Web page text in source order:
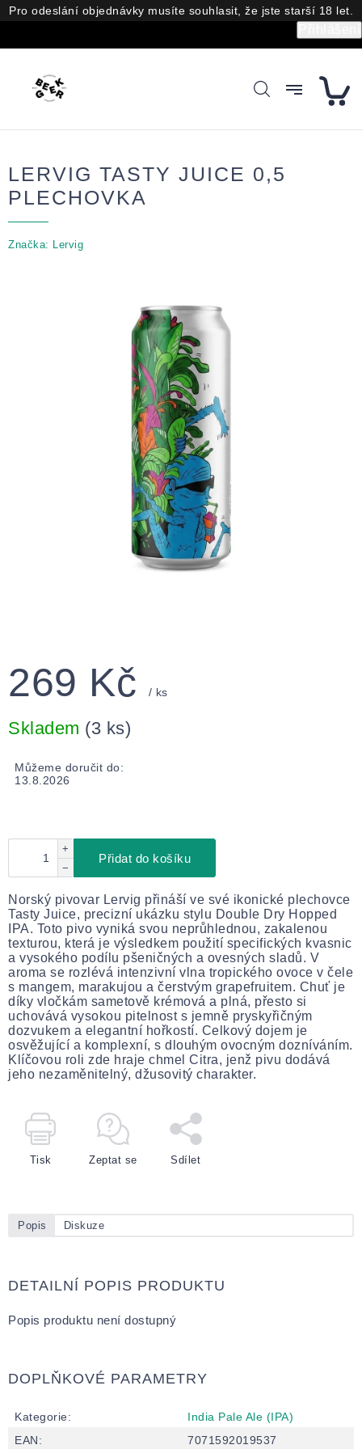
Přejít
na
Pro odeslání objednávky musíte souhlasit, že jste starší 18 let.
LERVIG TASTY JUICE 0,5
PLECHOVKA
Značka: Lervig
269 Kč / ks
cena:
Skladem (3 ks)
Můžeme doručit do:
13.8.2026
+
−
Přidat do košíku
Norský pivovar Lervig přináší ve své ikonické plechovce
Tasty Juice, precizní ukázku stylu Double Dry Hopped
IPA. Toto pivo vyniká svou neprůhlednou, zakalenou
texturou, která je výsledkem použití specifických kvasnic
a vysokého podílu pšeničných a ovesných sladů. V
aroma se rozlévá intenzivní vlna tropického ovoce v čele
s mangem, marakujou a čerstvým grapefruitem. Chuť je
díky vločkám sametově krémová a plná, přesto si
uchovává vysokou pitelnost s jemně pryskyřičným
dozvukem a elegantní hořkostí. Celkový dojem je
osvěžující a komplexní, s dlouhým ovocným dozníváním.
Klíčovou roli zde hraje chmel Citra, jenž pivu dodává
jeho nezaměnitelný, džusovitý charakter.
Tisk Zeptat se Sdílet
Popis Diskuze
DETAILNÍ POPIS PRODUKTU
Popis produktu není dostupný
DOPLŇKOVÉ PARAMETRY
Kategorie:
India Pale Ale (IPA)
EAN: 7071592019537